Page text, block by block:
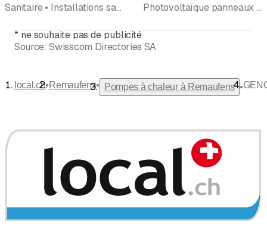
Sanitaire • Installations sanitaires • Chauffages • Ventilation • Pompes à chaleur • Energie solaire • Rénovation salle de bain • Dépannage Photovoltaïque panneaux solaires • Ingénierie solaire installations solaires • Energie solaire • Pompes à chaleur • Energies renouvelables • Chauffages • Électricien • Electriciens, installateurs
* ne souhaite pas de publicité
Source: Swisscom Directories SA
local.ch•Remaufens• Pompes à chaleur à Remaufens •